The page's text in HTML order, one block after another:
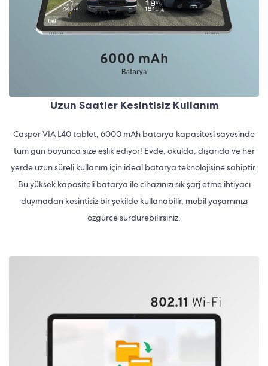
Uzun Saatler Kesintisiz Kullanım
Casper VIA L40 tablet, 6000 mAh batarya kapasitesi sayesinde
tüm gün boyunca size eşlik ediyor! Evde, okulda, dışarıda ve her
yerde uzun süreli kullanım için ideal batarya teknolojisine sahiptir.
Bu yüksek kapasiteli batarya ile cihazınızı sık şarj etme ihtiyacı
duymadan kesintisiz bir şekilde kullanabilir, mobil yaşamınızı
özgürce sürdürebilirsiniz.